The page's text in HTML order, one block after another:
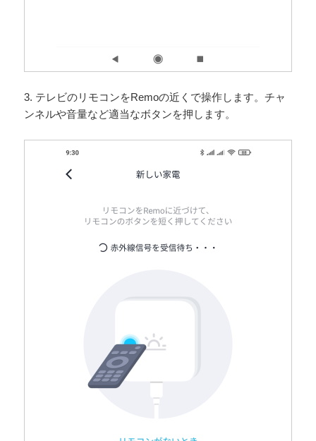
3. テレビのリモコンをRemoの近くで操作します。チャ
ンネルや音量など適当なボタンを押します。